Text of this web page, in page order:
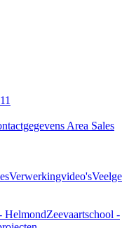
Area Sales
Verwerkingvideo's
HelmondZeevaartschool -